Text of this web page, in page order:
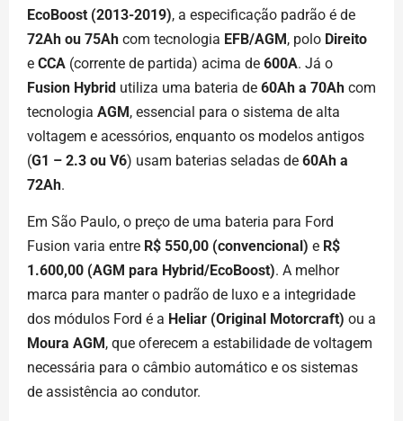
EcoBoost (2013-2019), a especificação padrão é de
72Ah ou 75Ah com tecnologia EFB/AGM, polo Direito
e CCA (corrente de partida) acima de 600A. Já o
Fusion Hybrid utiliza uma bateria de 60Ah a 70Ah com
tecnologia AGM, essencial para o sistema de alta
voltagem e acessórios, enquanto os modelos antigos
(G1 – 2.3 ou V6) usam baterias seladas de 60Ah a
72Ah.
Em São Paulo, o preço de uma bateria para Ford
Fusion varia entre R$ 550,00 (convencional) e R$
1.600,00 (AGM para Hybrid/EcoBoost). A melhor
marca para manter o padrão de luxo e a integridade
dos módulos Ford é a Heliar (Original Motorcraft) ou a
Moura AGM , que oferecem a estabilidade de voltagem
necessária para o câmbio automático e os sistemas
de assistência ao condutor.